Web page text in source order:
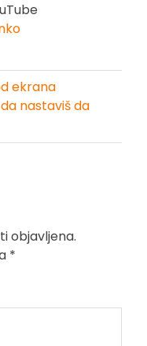
ekrana
nastaviš da
objavljena.
*